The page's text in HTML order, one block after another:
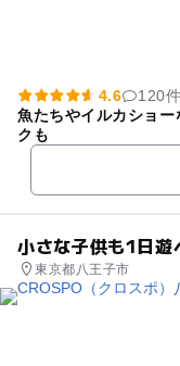
4.6
120件
魚たちやイルカショ
クも
小さな子供も1日遊
東京都八王子市